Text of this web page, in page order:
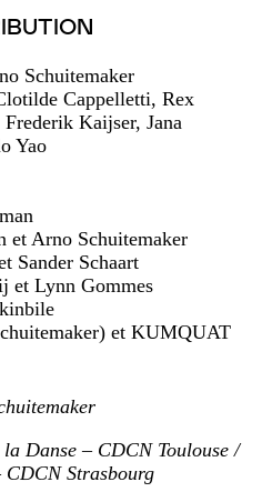
Schuitemaker
Cappelletti, Rex
Kaijser, Jana
Yao
et Arno Schuitemaker
Sander Schaart
et Lynn Gommes
et KUMQUAT
Danse – CDCN Toulouse /
Strasbourg